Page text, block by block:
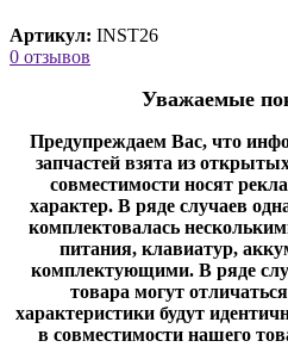
Артикул: INST26
0 отзывов
Уважаемые
Предупреждаем Вас, что
запчастей взята из
совместимости носят
характер. В ряде случаев
комплектовалась
питания, клавиатур,
комплектующими. В ряде
товара могут
характеристики будут
в совместимости нашего